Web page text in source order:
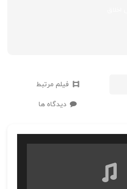
فیلم مرتبط
دیدگاه ها